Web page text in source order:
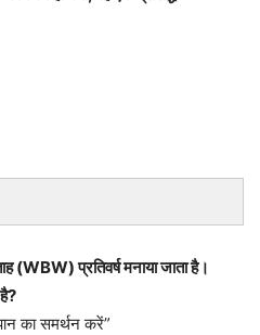
(WBW) प्रतिवर्ष मनाया जाता है।
का समर्थन करें”